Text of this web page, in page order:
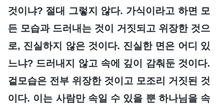
것이냐? 절대 그렇지 않다. 가식이라고 하면 모
든 모습과 드러내는 것이 거짓되고 위장한 것으
로, 진실하지 않은 것이다. 진실한 면은 어디 있
느냐? 드러내지 않고 속에 깊이 감춰둔 것이다.
겉모습은 전부 위장한 것이고 모조리 거짓된 것
이다. 이는 사람만 속일 수 있을 뿐 하나님을 속